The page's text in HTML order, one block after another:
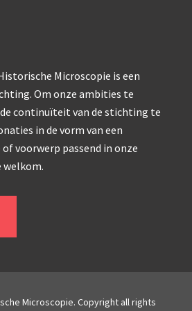
1 ‘Van Heurck’ (ca. 1900)
(ca. 1925)
BTC (1955-1957)
(1955-1965)
McArthur type (1959-
statief R (ca. 1965)
Microscopie is een
Om onze ambities te
continuïteit van de stichting te
in de vorm van een
voorwerp passend in onze
welkom.
Microscopie. Copyright all rights